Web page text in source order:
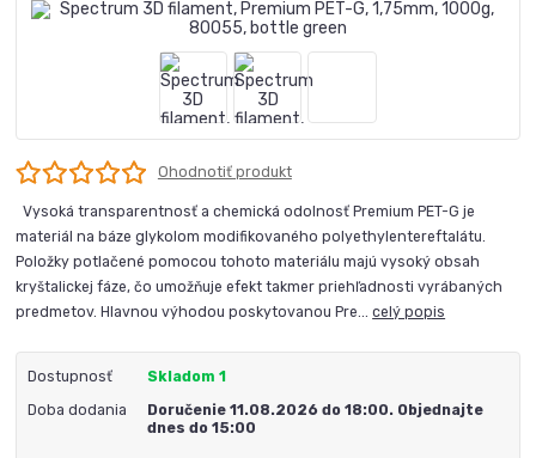
Ohodnotiť produkt
Vysoká transparentnosť a chemická odolnosť Premium PET-G je
materiál na báze glykolom modifikovaného polyethylentereftalátu.
Položky potlačené pomocou tohoto materiálu majú vysoký obsah
kryštalickej fáze, čo umožňuje efekt takmer priehľadnosti vyrábaných
predmetov. Hlavnou výhodou poskytovanou Pre...celý popis
Dostupnosť Skladom 1
Doba dodania
Doručenie 11.08.2026 do 18:00. Objednajte
dnes do 15:00